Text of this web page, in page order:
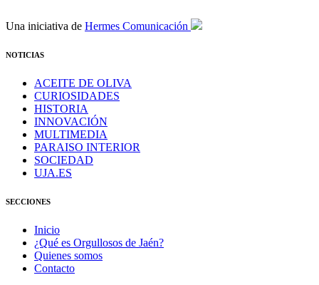
Una iniciativa de Hermes Comunicación
NOTICIAS
ACEITE DE OLIVA
CURIOSIDADES
HISTORIA
INNOVACIÓN
MULTIMEDIA
PARAISO INTERIOR
SOCIEDAD
UJA.ES
SECCIONES
Inicio
¿Qué es Orgullosos de Jaén?
Quienes somos
Contacto